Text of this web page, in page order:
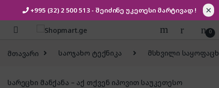
+995 (32) 2 500 513 - შეიძინე უკეთესი მარტივად ! ✕
Skip to navigation
Skip to content
0
მთავარი საოჯახო ტექნიკა მსხვილი
სარეცხი მანქანა – აქ თქვენ იპოვით საუკეთესო